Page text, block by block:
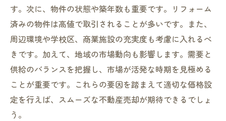
す。次に、物件の状態や築年数も重要です。リフォーム
済みの物件は高値で取引されることが多いです。また、
周辺環境や学校区、商業施設の充実度も考慮に入れるべ
きです。加えて、地域の市場動向も影響します。需要と
供給のバランスを把握し、市場が活発な時期を見極める
ことが重要です。これらの要因を踏まえて適切な価格設
定を行えば、スムーズな不動産売却が期待できるでしょ
う。